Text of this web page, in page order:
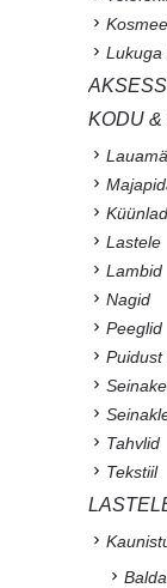
Lukuga
KODU
Küünlad
Lastele
Lambid
Nagid
Peeglid
Puidust
Tahvlid
Tekstiil